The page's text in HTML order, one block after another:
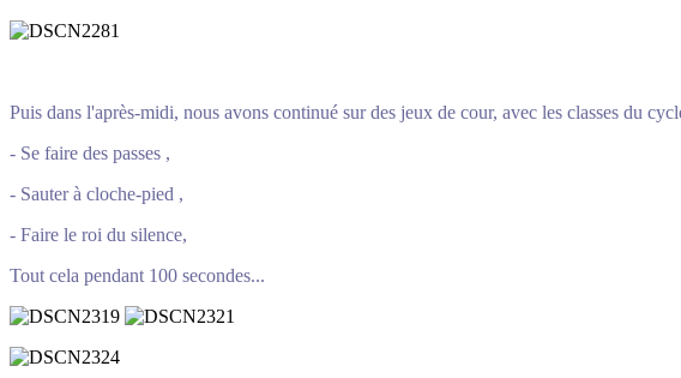
Puis dans l'après-midi, nous avons continué sur des jeux de cour, avec les classes du
- Se faire des passes ,
- Sauter à cloche-pied ,
- Faire le roi du silence,
Tout cela pendant 100 secondes...